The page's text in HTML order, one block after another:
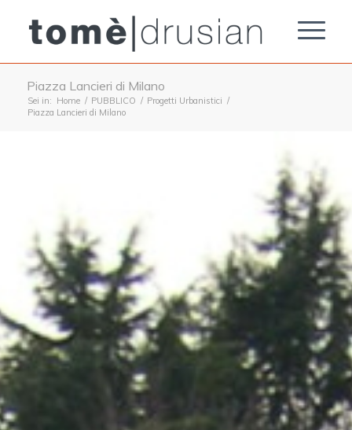
Piazza Lancieri di Milano
Sei in: Home / PUBBLICO / Progetti Urbanistici /
Piazza Lancieri di Milano